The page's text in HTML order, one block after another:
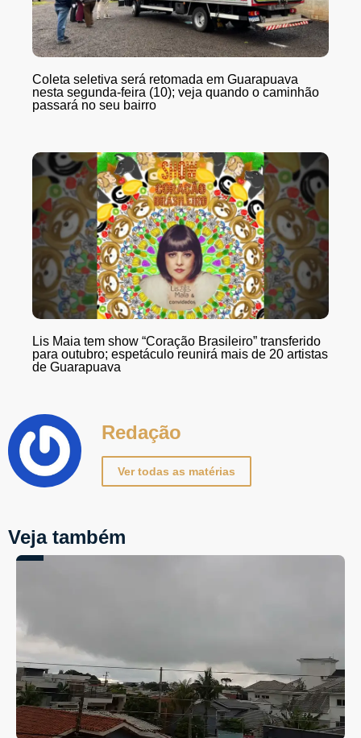
Coleta seletiva será retomada em Guarapuava
nesta segunda-feira (10); veja quando o caminhão
passará no seu bairro
Lis Maia tem show “Coração Brasileiro” transferido
para outubro; espetáculo reunirá mais de 20 artistas
de Guarapuava
Redação
Ver todas as matérias
Veja também